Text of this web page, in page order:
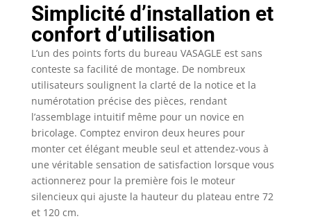
faible niveau sonore
(<50 dB). Le
mécanisme de réglage
de la hauteur s'arrête
et se rétracte
légèrement lorsqu'il
rencontre un obstacle
pour protéger le
bureau des dommages
Crochet pratique : Le
crochet latéral peut
être utilisé pour
suspendre des
casques pour un accès
Simplicité d’installation et
confort d’utilisation
L’un des points forts du bureau VASAGLE est sans
conteste sa facilité de montage. De nombreux
utilisateurs soulignent la clarté de la notice et la
numérotation précise des pièces, rendant
l’assemblage intuitif même pour un novice en
bricolage. Comptez environ deux heures pour
monter cet élégant meuble seul et attendez-vous à
une véritable sensation de satisfaction lorsque vous
actionnerez pour la première fois le moteur
silencieux qui ajuste la hauteur du plateau entre 72
et 120 cm.